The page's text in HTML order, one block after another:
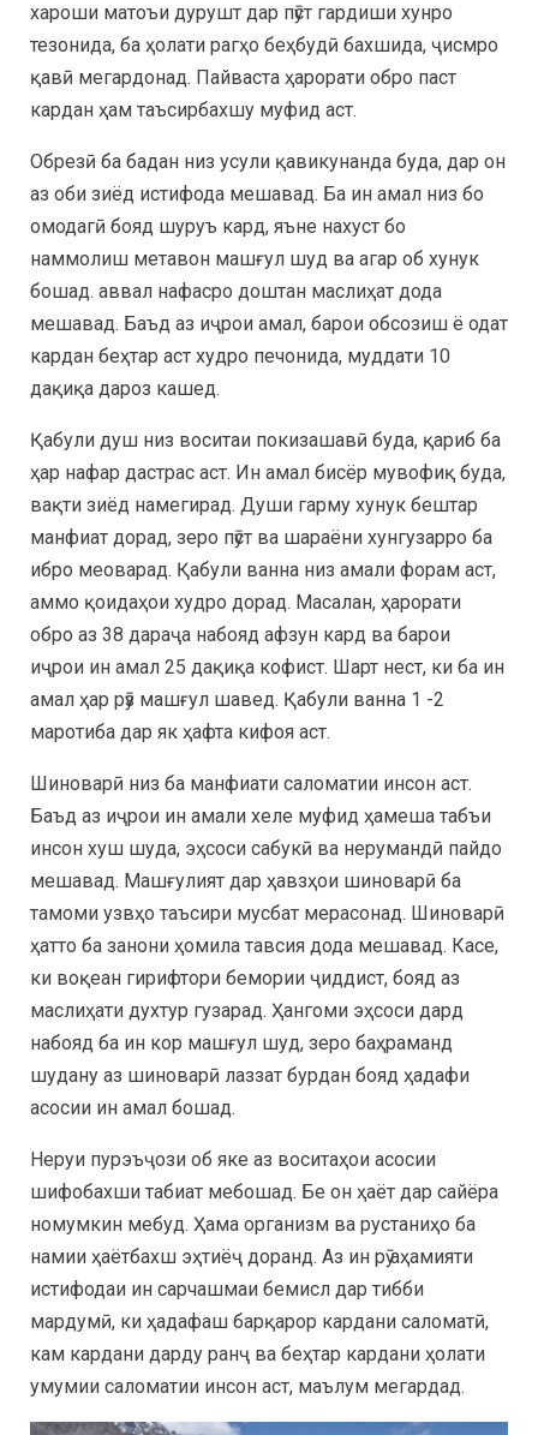
хароши матоъи дурушт дар пӯст гардиши хунро
тезонида, ба ҳолати рагҳо беҳбудӣ бахшида, ҷисмро
қавӣ мегардонад. Пайваста ҳарорати обро паст
кардан ҳам таъсирбахшу муфид аст.
Обрезӣ ба бадан низ усули қавикунанда буда, дар он
аз оби зиёд истифода мешавад. Ба ин амал низ бо
омодагӣ бояд шуруъ кард, яъне нахуст бо
наммолиш метавон машғул шуд ва агар об хунук
бошад. аввал нафасро доштан маслиҳат дода
мешавад. Баъд аз иҷрои амал, барои обсозиш ё одат
кардан беҳтар аст худро печонида, муддати 10
дақиқа дароз кашед.
Қабули душ низ воситаи покизашавӣ буда, қариб ба
ҳар нафар дастрас аст. Ин амал бисёр мувофиқ буда,
вақти зиёд намегирад. Души гарму хунук бештар
манфиат дорад, зеро пӯст ва шараёни хунгузарро ба
ибро меоварад. Қабули ванна низ амали форам аст,
аммо қоидаҳои худро дорад. Масалан, ҳарорати
обро аз 38 дараҷа набояд афзун кард ва барои
иҷрои ин амал 25 дақиқа кофист. Шарт нест, ки ба ин
амал ҳар рӯз машғул шавед. Қабули ванна 1 -2
маротиба дар як ҳафта кифоя аст.
Шиноварӣ низ ба манфиати саломатии инсон аст.
Баъд аз иҷрои ин амали хеле муфид ҳамеша табъи
инсон хуш шуда, эҳсоси сабукӣ ва нерумандӣ пайдо
мешавад. Машғулият дар ҳавзҳои шиноварӣ ба
тамоми узвҳо таъсири мусбат мерасонад. Шиноварӣ
ҳатто ба занони ҳомила тавсия дода мешавад. Касе,
ки воқеан гирифтори бемории ҷиддист, бояд аз
маслиҳати духтур гузарад. Ҳангоми эҳсоси дард
набояд ба ин кор машғул шуд, зеро баҳраманд
шудану аз шиноварӣ лаззат бурдан бояд ҳадафи
асосии ин амал бошад.
Неруи пурэъҷози об яке аз воситаҳои асосии
шифобахши табиат мебошад. Бе он ҳаёт дар сайёра
номумкин мебуд. Ҳама организм ва рустаниҳо ба
намии ҳаётбахш эҳтиёҷ доранд. Аз ин рӯ аҳамияти
истифодаи ин сарчашмаи бемисл дар тибби
мардумӣ, ки ҳадафаш барқарор кардани саломатӣ,
кам кардани дарду ранҷ ва беҳтар кардани ҳолати
умумии саломатии инсон аст, маълум мегардад.